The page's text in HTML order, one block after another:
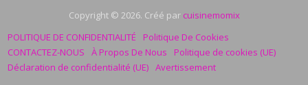
Copyright © 2026. Créé par cuisinemomix
POLITIQUE DE CONFIDENTIALITÉ
Politique De Cookies
CONTACTEZ-NOUS
À Propos De Nous
Politique de cookies (UE)
Déclaration de confidentialité (UE) Avertissement